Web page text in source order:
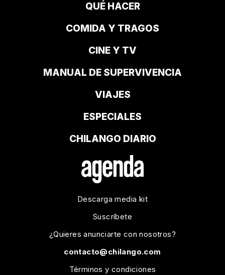
QUÉ HACER
COMIDA Y TRAGOS
CINE Y TV
MANUAL DE SUPERVIVENCIA
VIAJES
ESPECIALES
CHILANGO DIARIO
Descarga media kit
Suscríbete
¿Quieres anunciarte con nosotros?
contacto@chilango.com
Términos y condiciones